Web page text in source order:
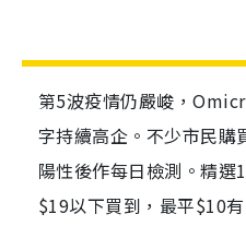
第5波疫情仍嚴峻，
字持續高企。不少市民購
陽性後作每日檢測。精
$19以下買到，最平$10